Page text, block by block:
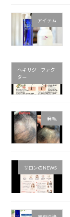
アイテム
ヘキサジーファク
ター
発毛
サロンのNEWS